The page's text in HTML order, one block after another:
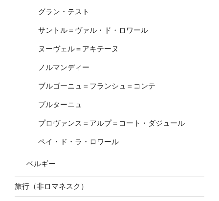
グラン・テスト
サントル＝ヴァル・ド・ロワール
ヌーヴェル＝アキテーヌ
ノルマンディー
ブルゴーニュ＝フランシュ＝コンテ
ブルターニュ
プロヴァンス＝アルプ＝コート・ダジュール
ペイ・ド・ラ・ロワール
ベルギー
旅行（非ロマネスク）